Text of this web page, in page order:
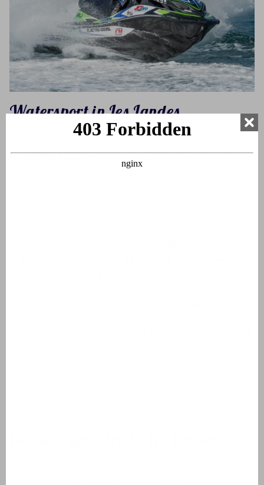
Watersport in Les Landes
Atlantische kusten allerlei vormen van watersport. Door
een bepaalde stroming ontstaan er voor de kust hoge